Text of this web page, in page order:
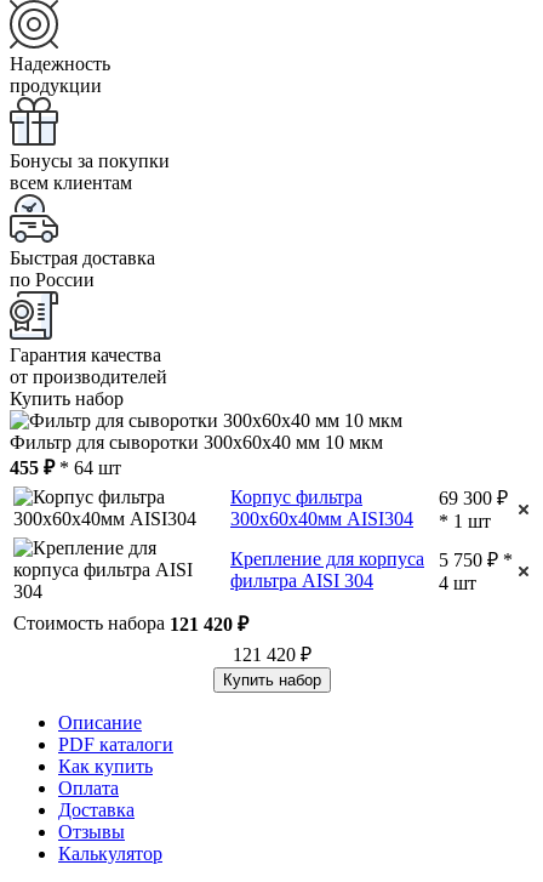
Надежность
продукции
Бонусы за покупки
всем клиентам
Быстрая доставка
по России
Гарантия качества
от производителей
Купить набор
Фильтр для сыворотки 300x60x40 мм 10 мкм
455 ₽* 64 шт
Корпус фильтра
300x60x40мм AISI304
69 300 ₽
* 1 шт
Крепление для корпуса
фильтра AISI 304
5 750 ₽ *
4 шт
Стоимость набора 121 420 ₽
121 420 ₽
Купить набор
Описание
PDF каталоги
Как купить
Оплата
Доставка
Отзывы
Калькулятор